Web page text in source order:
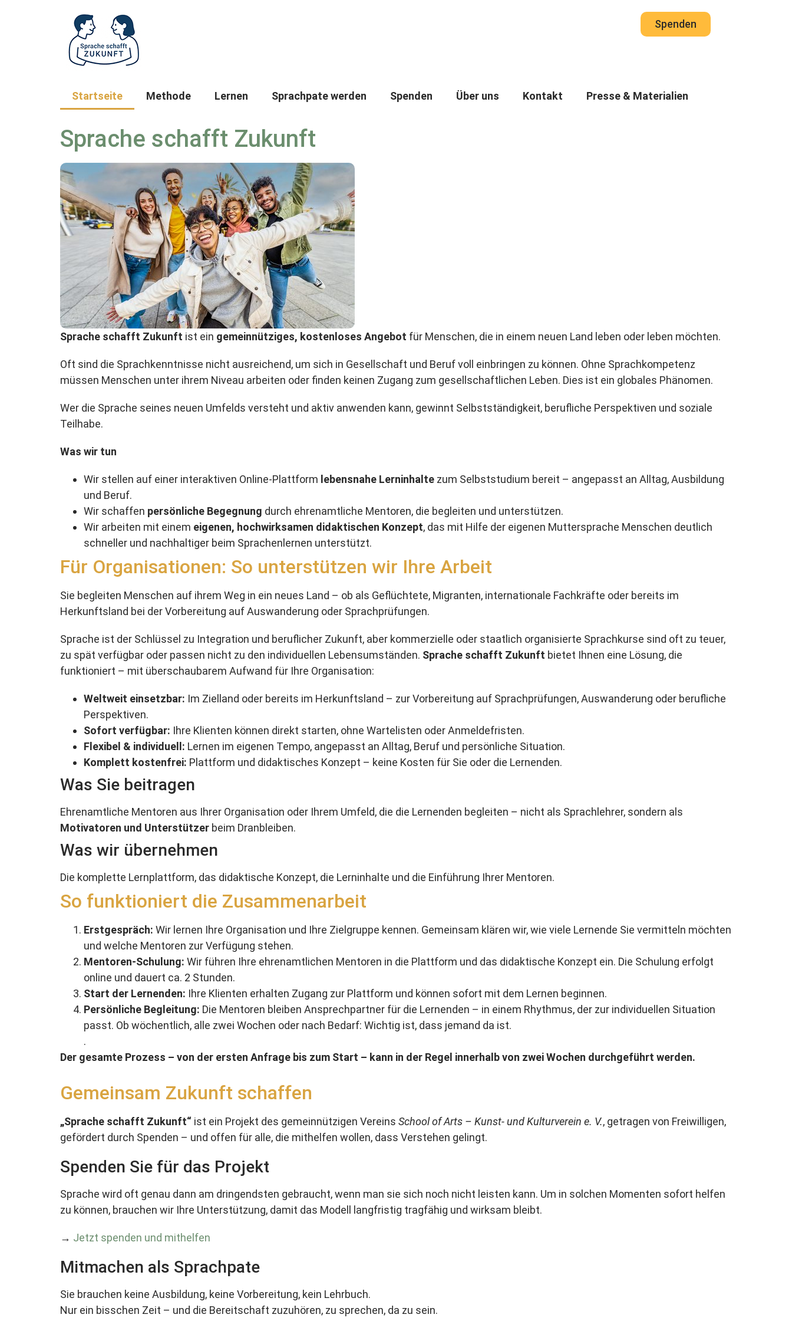
Spenden
Startseite Methode Lernen Sprachpate werden Spenden Über uns Kontakt Presse & Materialien
Sprache schafft Zukunft
Sprache schafft Zukunft ist ein gemeinnütziges, kostenloses Angebot für Menschen, die in einem neuen Land leben oder leben möchten.
Oft sind die Sprachkenntnisse nicht ausreichend, um sich in Gesellschaft und Beruf voll einbringen zu können. Ohne Sprachkompetenz
müssen Menschen unter ihrem Niveau arbeiten oder finden keinen Zugang zum gesellschaftlichen Leben. Dies ist ein globales Phänomen.
Wer die Sprache seines neuen Umfelds versteht und aktiv anwenden kann, gewinnt Selbstständigkeit, berufliche Perspektiven und soziale
Teilhabe.
Was wir tun
Wir stellen auf einer interaktiven Online-Plattform lebensnahe Lerninhalte zum Selbststudium bereit – angepasst an Alltag, Ausbildung
und Beruf.
Wir schaffen persönliche Begegnung durch ehrenamtliche Mentoren, die begleiten und unterstützen.
Wir arbeiten mit einem eigenen, hochwirksamen didaktischen Konzept, das mit Hilfe der eigenen Muttersprache Menschen deutlich
schneller und nachhaltiger beim Sprachenlernen unterstützt.
Für Organisationen: So unterstützen wir Ihre Arbeit
Sie begleiten Menschen auf ihrem Weg in ein neues Land – ob als Geflüchtete, Migranten, internationale Fachkräfte oder bereits im
Herkunftsland bei der Vorbereitung auf Auswanderung oder Sprachprüfungen.
Sprache ist der Schlüssel zu Integration und beruflicher Zukunft, aber kommerzielle oder staatlich organisierte Sprachkurse sind oft zu teuer,
zu spät verfügbar oder passen nicht zu den individuellen Lebensumständen. Sprache schafft Zukunft bietet Ihnen eine Lösung, die
funktioniert – mit überschaubarem Aufwand für Ihre Organisation:
Weltweit einsetzbar: Im Zielland oder bereits im Herkunftsland – zur Vorbereitung auf Sprachprüfungen, Auswanderung oder berufliche
Perspektiven.
Sofort verfügbar: Ihre Klienten können direkt starten, ohne Wartelisten oder Anmeldefristen.
Flexibel & individuell: Lernen im eigenen Tempo, angepasst an Alltag, Beruf und persönliche Situation.
Komplett kostenfrei: Plattform und didaktisches Konzept – keine Kosten für Sie oder die Lernenden.
Was Sie beitragen
Ehrenamtliche Mentoren aus Ihrer Organisation oder Ihrem Umfeld, die die Lernenden begleiten – nicht als Sprachlehrer, sondern als
Motivatoren und Unterstützer beim Dranbleiben.
Was wir übernehmen
Die komplette Lernplattform, das didaktische Konzept, die Lerninhalte und die Einführung Ihrer Mentoren.
So funktioniert die Zusammenarbeit
Erstgespräch: Wir lernen Ihre Organisation und Ihre Zielgruppe kennen. Gemeinsam klären wir, wie viele Lernende Sie vermitteln möchten
und welche Mentoren zur Verfügung stehen.
Mentoren-Schulung: Wir führen Ihre ehrenamtlichen Mentoren in die Plattform und das didaktische Konzept ein. Die Schulung erfolgt
online und dauert ca. 2 Stunden.
Start der Lernenden: Ihre Klienten erhalten Zugang zur Plattform und können sofort mit dem Lernen beginnen.
Persönliche Begleitung: Die Mentoren bleiben Ansprechpartner für die Lernenden – in einem Rhythmus, der zur individuellen Situation
passt. Ob wöchentlich, alle zwei Wochen oder nach Bedarf: Wichtig ist, dass jemand da ist.
.
Der gesamte Prozess – von der ersten Anfrage bis zum Start – kann in der Regel innerhalb von zwei Wochen durchgeführt werden.
Gemeinsam Zukunft schaffen
„Sprache schafft Zukunft“ ist ein Projekt des gemeinnützigen Vereins School of Arts – Kunst- und Kulturverein e. V., getragen von Freiwilligen,
gefördert durch Spenden – und offen für alle, die mithelfen wollen, dass Verstehen gelingt.
Spenden Sie für das Projekt
Sprache wird oft genau dann am dringendsten gebraucht, wenn man sie sich noch nicht leisten kann. Um in solchen Momenten sofort helfen
zu können, brauchen wir Ihre Unterstützung, damit das Modell langfristig tragfähig und wirksam bleibt.
→ Jetzt spenden und mithelfen
Mitmachen als Sprachpate
Sie brauchen keine Ausbildung, keine Vorbereitung, kein Lehrbuch.
Nur ein bisschen Zeit – und die Bereitschaft zuzuhören, zu sprechen, da zu sein.